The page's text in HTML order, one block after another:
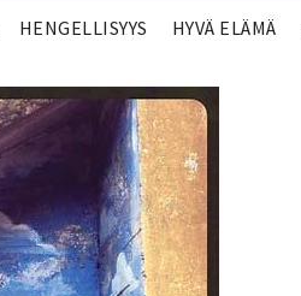
HENGELLISYYS HYVÄ ELÄMÄ